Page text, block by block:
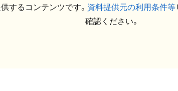
するコンテンツです。 資料提供元の利用条件等
確認ください。